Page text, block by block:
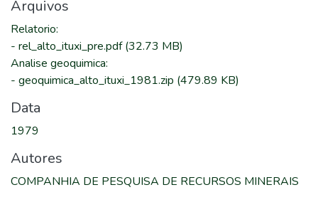
Arquivos
Relatorio:
- rel_alto_ituxi_pre.pdf(32.73 MB)
Analise geoquimica:
- geoquimica_alto_ituxi_1981.zip (479.89 KB)
Data
1979
Autores
COMPANHIA DE PESQUISA DE RECURSOS MINERAIS